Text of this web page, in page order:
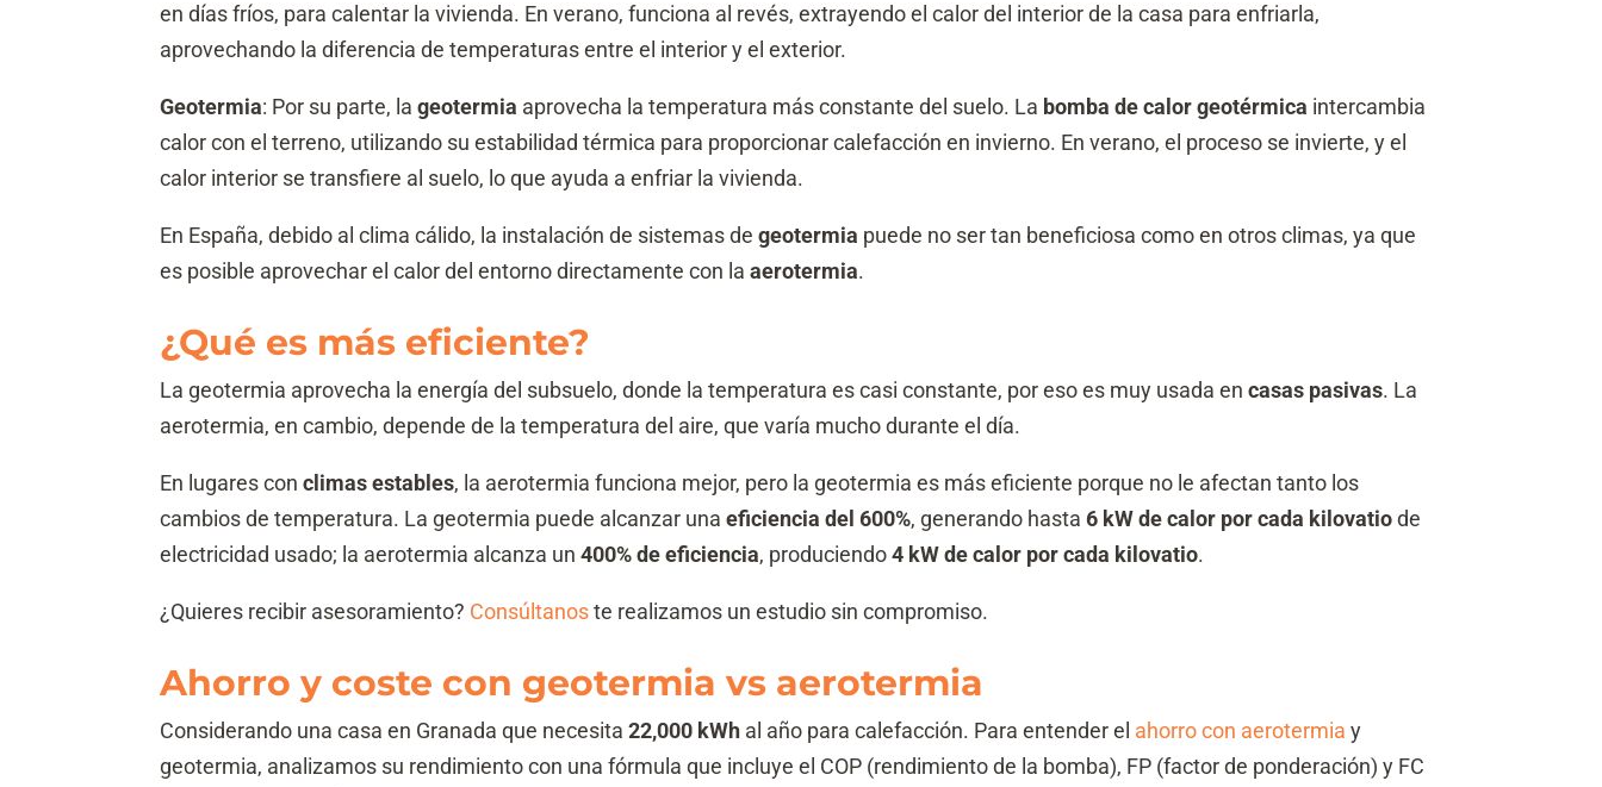
en días fríos, para calentar la vivienda. En verano, funciona al revés, extrayendo el calor del interior de la casa para enfriarla,
aprovechando la diferencia de temperaturas entre el interior y el exterior.
Geotermia: Por su parte, lageotermia aprovecha la temperatura más constante del suelo. La bomba de calor geotérmica intercambia
calor con el terreno, utilizando su estabilidad térmica para proporcionar calefacción en invierno. En verano, el proceso se invierte, y el
calor interior se transfiere al suelo, lo que ayuda a enfriar la vivienda.
En España, debido al clima cálido, la instalación de sistemas degeotermia puede no ser tan beneficiosa como en otros climas, ya que
es posible aprovechar el calor del entorno directamente con laaerotermia.
¿Qué es más eficiente?
La geotermia aprovecha la energía del subsuelo, donde la temperatura es casi constante, por eso es muy usada encasas pasivas. La
aerotermia, en cambio, depende de la temperatura del aire, que varía mucho durante el día.
En lugares conclimas estables, la aerotermia funciona mejor, pero la geotermia es más eficiente porque no le afectan tanto los
cambios de temperatura. La geotermia puede alcanzar unaeficiencia del 600%, generando hasta6 kW de calor por cada kilovatiode
electricidad usado; la aerotermia alcanza un400% de eficiencia, produciendo4 kW de calor por cada kilovatio.
¿Quieres recibir asesoramiento? Consúltanoste realizamos un estudio sin compromiso.
Ahorro y coste con geotermia vs aerotermia
Considerando una casa en Granada que necesita22,000 kWh al año para calefacción. Para entender el ahorro con aerotermia y
geotermia, analizamos su rendimiento con una fórmula que incluye el COP (rendimiento de la bomba), FP (factor de ponderación) y FC